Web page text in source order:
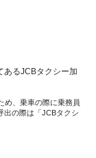
あるJCBタクシー加
め、乗車の際に乗務員
出の際は「JCBタクシ